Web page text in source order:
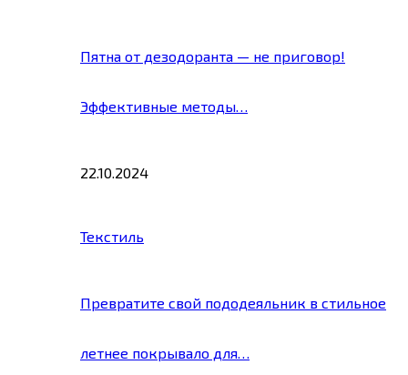
Пятна от дезодоранта — не приговор!
Эффективные методы…
22.10.2024
Текстиль
Превратите свой пододеяльник в стильное
летнее покрывало для…